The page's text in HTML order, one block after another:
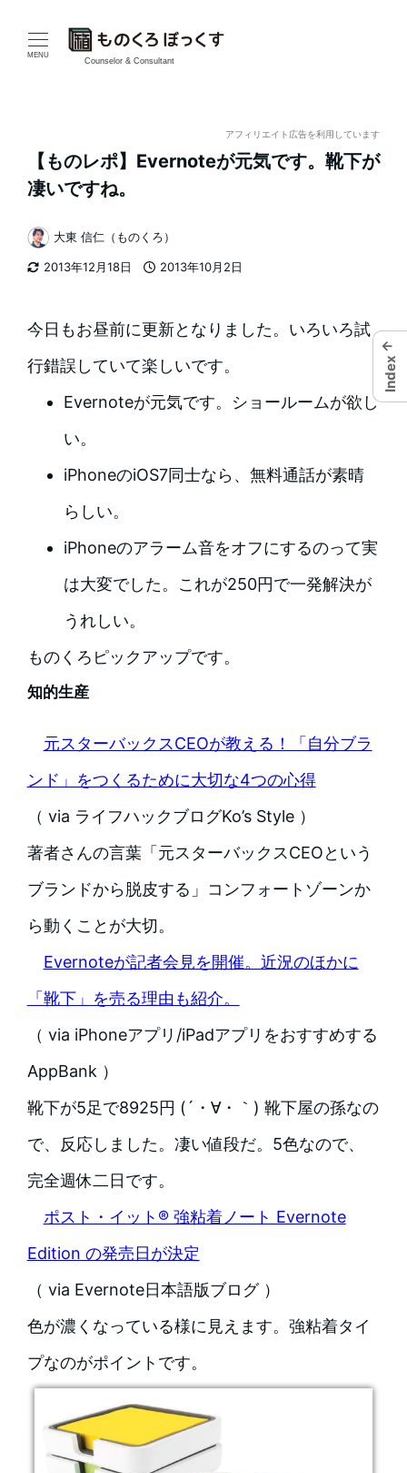
MENU
Counselor & Consultant
アフィリエイト広告を利用しています
【ものレポ】Evernoteが元気です。靴下が
凄いですね。
2013年12月18日
2013年10月2日
著
者
大東 信仁（ものくろ）
今日もお昼前に更新となりました。いろいろ試
行錯誤していて楽しいです。
Evernoteが元気です。ショールームが欲し
い。
iPhoneのiOS7同士なら、無料通話が素晴
らしい。
iPhoneのアラーム音をオフにするのって実
は大変でした。これが250円で一発解決が
うれしい。
ものくろピックアップです。
知的生産
元スターバックスCEOが教える！「自分ブラ
ンド」をつくるために大切な4つの心得
（ via ライフハックブログKo’s Style ）
著者さんの言葉「元スターバックスCEOという
ブランドから脱皮する」コンフォートゾーンか
ら動くことが大切。
Evernoteが記者会見を開催。近況のほかに
「靴下」を売る理由も紹介。
（ via iPhoneアプリ/iPadアプリをおすすめする
AppBank ）
靴下が5足で8925円 (´・∀・｀) 靴下屋の孫なの
で、反応しました。凄い値段だ。5色なので、
完全週休二日です。
ポスト・イット® 強粘着ノート Evernote
Edition の発売日が決定
（ via Evernote日本語版ブログ ）
色が濃くなっている様に見えます。強粘着タイ
プなのがポイントです。
←
Index